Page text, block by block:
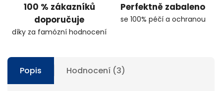
100 % zákazníků
doporučuje
díky za famózní hodnocení
Perfektně zabaleno
se 100% péčí a ochranou
Popis Hodnocení (3)